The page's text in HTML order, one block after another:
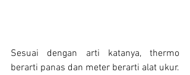
Sesuai dengan arti katanya, thermo
berarti panas dan meter berarti alat ukur.